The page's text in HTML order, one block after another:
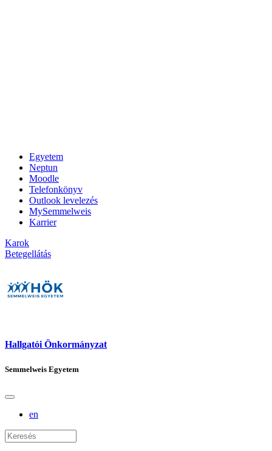
Egyetem
Neptun
Moodle
Telefonkönyv
Outlook levelezés
MySemmelweis
Karrier
Karok
Betegellátás
Hallgatói Önkormányzat
Semmelweis Egyetem
en